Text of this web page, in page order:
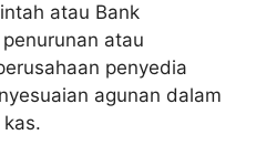
atau Bank
atau
penyedia
agunan dalam